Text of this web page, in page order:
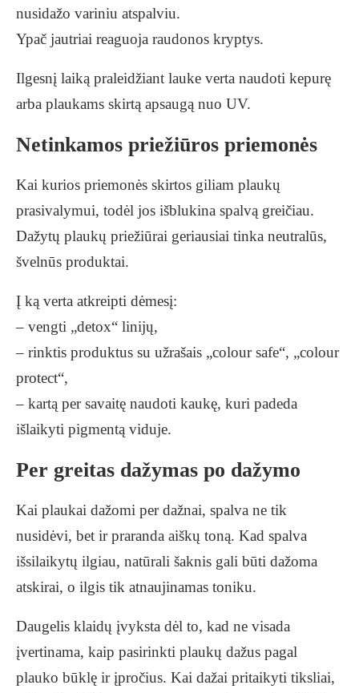
nusidažo variniu atspalviu.
Ypač jautriai reaguoja raudonos kryptys.
Ilgesnį laiką praleidžiant lauke verta naudoti kepurę
arba plaukams skirtą apsaugą nuo UV.
Netinkamos priežiūros priemonės
Kai kurios priemonės skirtos giliam plaukų
prasivalymui, todėl jos išblukina spalvą greičiau.
Dažytų plaukų priežiūrai geriausiai tinka neutralūs,
švelnūs produktai.
Į ką verta atkreipti dėmesį:
– vengti „detox“ linijų,
– rinktis produktus su užrašais „colour safe“, „colour
protect“,
– kartą per savaitę naudoti kaukę, kuri padeda
išlaikyti pigmentą viduje.
Per greitas dažymas po dažymo
Kai plaukai dažomi per dažnai, spalva ne tik
nusidėvi, bet ir praranda aiškų toną. Kad spalva
išsilaikytų ilgiau, natūrali šaknis gali būti dažoma
atskirai, o ilgis tik atnaujinamas toniku.
Daugelis klaidų įvyksta dėl to, kad ne visada
įvertinama, kaip pasirinkti plaukų dažus pagal
plauko būklę ir įpročius. Kai dažai pritaikyti tiksliai,